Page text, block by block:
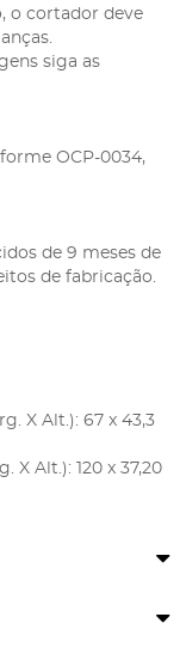
o cortador deve
siga as
OCP-0034,
de 9 meses de
de fabricação.
X Alt.): 67 x 43,3
X Alt.): 120 x 37,20